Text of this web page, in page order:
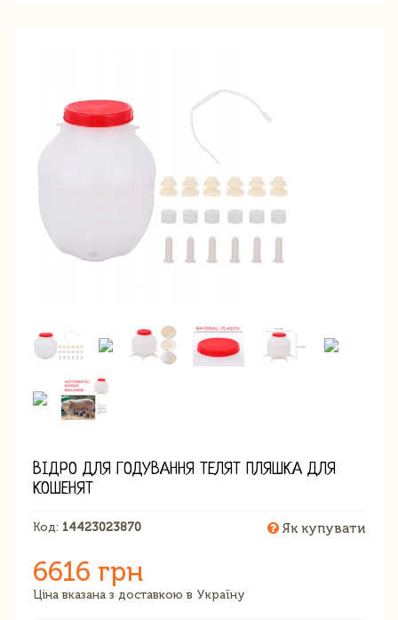
ВІДРО ДЛЯ ГОДУВАННЯ ТЕЛЯТ ПЛЯШКА ДЛЯ
КОШЕНЯТ
Код: 14423023870 Як купувати
6616 грн
Ціна вказана з доставкою в Україну